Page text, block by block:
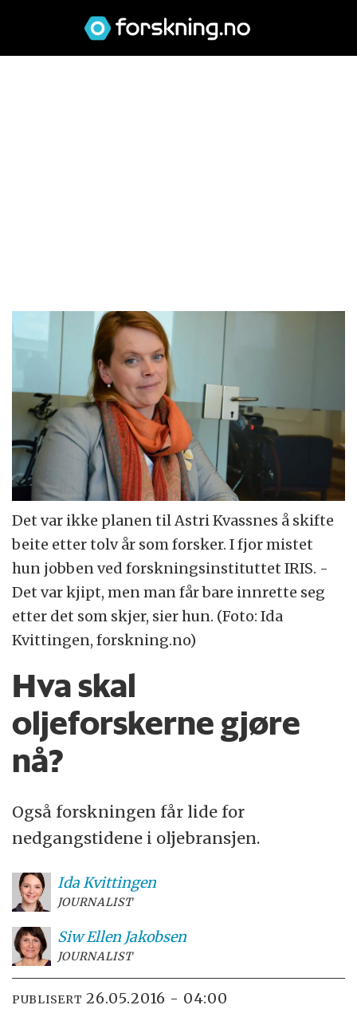
Det var ikke planen til Astri Kvassnes å skifte
beite etter tolv år som forsker. I fjor mistet
hun jobben ved forskningsinstituttet IRIS. -
Det var kjipt, men man får bare innrette seg
etter det som skjer, sier hun. (Foto: Ida
Kvittingen, forskning.no)
Hva skal
oljeforskerne gjøre
nå?
Også forskningen får lide for
nedgangstidene i oljebransjen.
IdaKvittingen
JOURNALIST
Siw Ellen Jakobsen
JOURNALIST
PUBLISERT 26.05.2016 - 04:00